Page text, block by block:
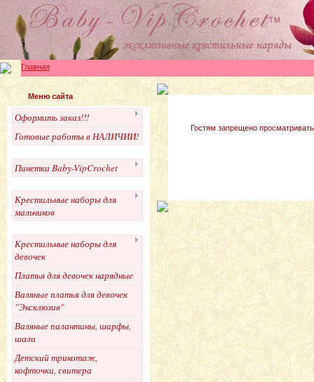
Главная
Меню сайта
Оформить заказ!!!
Готовые работы в НАЛИЧИИ!
Пинетки Baby-VipCrochet
Крестильные наборы для
мальчиков
Крестильные наборы для
девочек
Платья для девочек нарядные
Валяные платья для девочек
"Эксклюзив"
Валяные палантины, шарфы,
шали
Детский трикотаж,
кофточки, свитера
Гостям запрещено